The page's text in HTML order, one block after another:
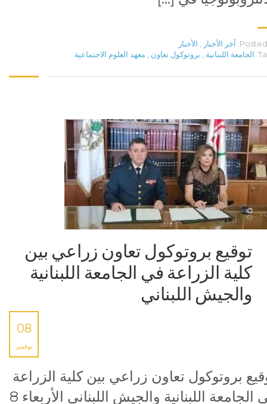
Posted آخر الأخبار
الأخبار
الجامعة اللبنانية بروتوكول تعاون معهد العلوم الاجتماعية
توقيع بروتوكول تعاون زراعي بين
كلية الزراعة في الجامعة اللبنانية
والجيش اللبناني
08
نوفمبر
بروتوكول تعاون زراعي بين كلية الزراعة
في الجامعة اللبنانية والجيش اللبناني الأربعاء 8